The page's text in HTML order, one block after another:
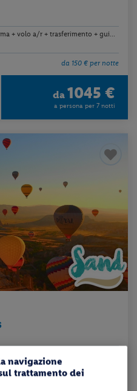
+ volo a/r + trasferimento + gui...
da 150 € per notte
da 1045 €
a persona per 7 notti
navigazione
trattamento dei